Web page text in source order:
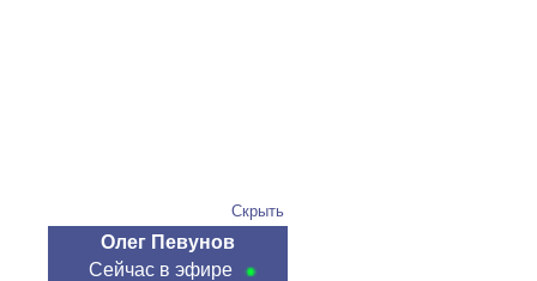
Скрыть
Олег Певунов
Сейчас в эфире